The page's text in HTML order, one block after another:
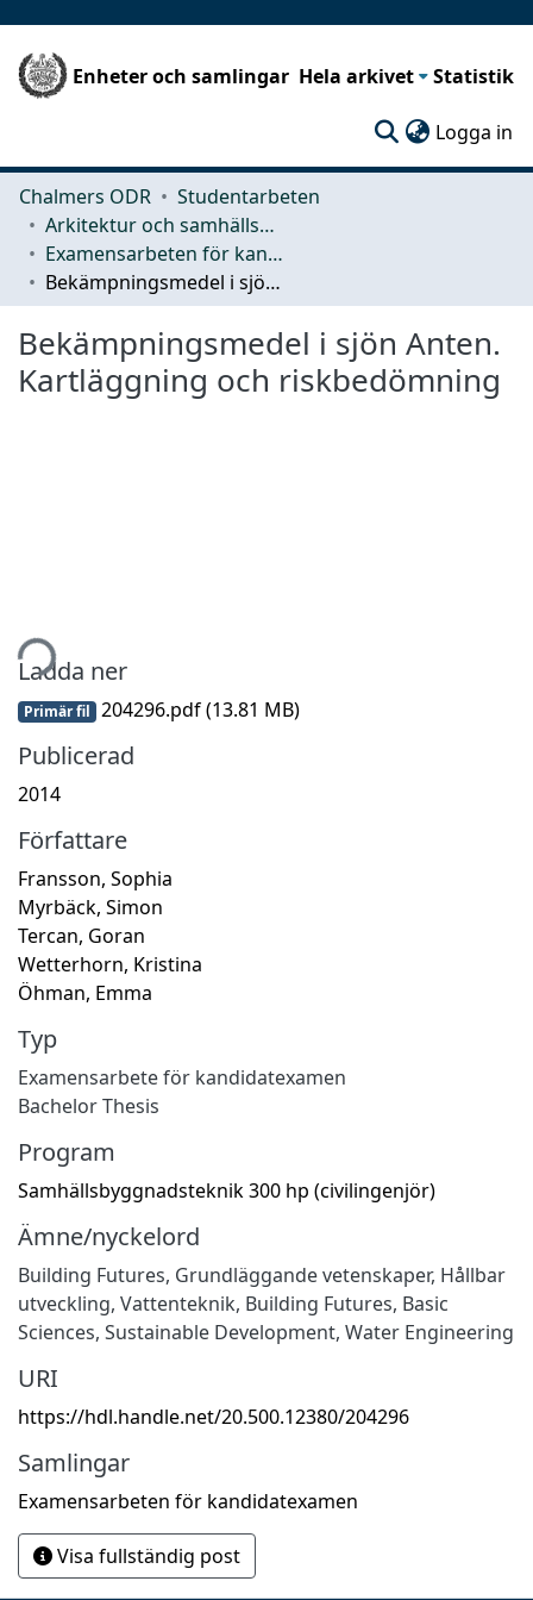
Enheter och samlingar Hela arkivet Statistik
Logga in
Chalmers ODR
Studentarbeten
Arkitektur och samhällsbyggnadsteknik (ACE)
Examensarbeten för kandidatexamen
Bekämpningsmedel i sjön Anten. Kartläggning och riskbedömning
Bekämpningsmedel i sjön Anten.
Kartläggning och riskbedömning
Ladda ner
Primär fil 204296.pdf(13.81 MB)
Publicerad
2014
Författare
Fransson, Sophia
Myrbäck, Simon
Tercan, Goran
Wetterhorn, Kristina
Öhman, Emma
Typ
Examensarbete för kandidatexamen
Bachelor Thesis
Program
Samhällsbyggnadsteknik 300 hp (civilingenjör)
Ämne/nyckelord
Building Futures, Grundläggande vetenskaper, Hållbar
utveckling, Vattenteknik, Building Futures, Basic
Sciences, Sustainable Development, Water Engineering
URI
https://hdl.handle.net/20.500.12380/204296
Samlingar
Examensarbeten för kandidatexamen
Visa fullständig post